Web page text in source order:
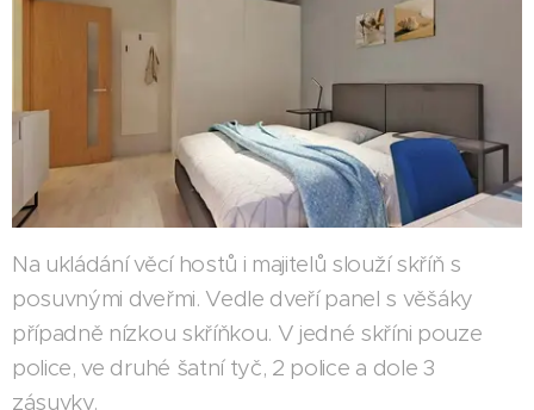
Na ukládání věcí hostů i majitelů slouží skříň s
posuvnými dveřmi. Vedle dveří panel s věšáky
případně nízkou skříňkou. V jedné skříni pouze
police, ve druhé šatní tyč, 2 police a dole 3
zásuvky.